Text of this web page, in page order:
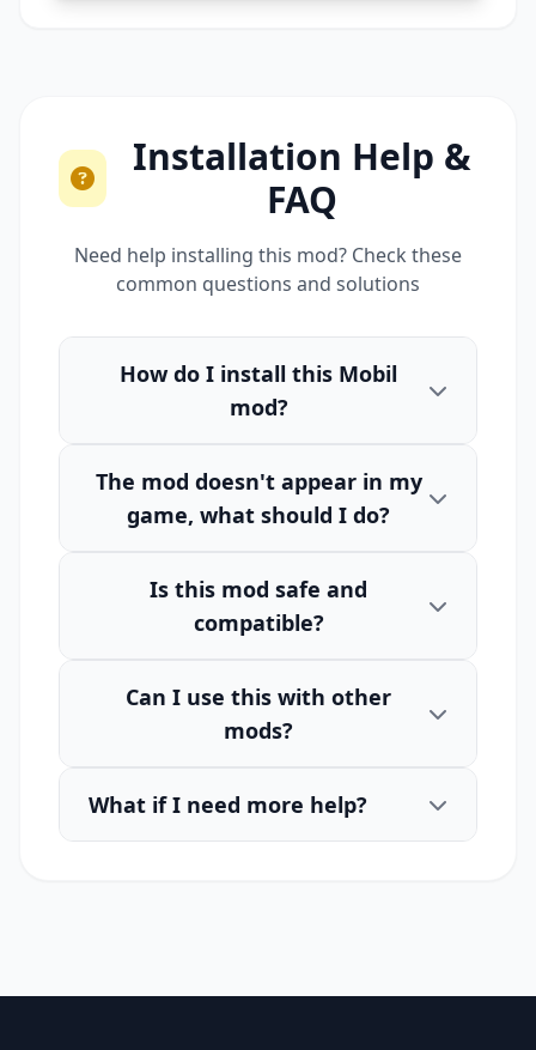
Installation Help &
FAQ
Need help installing this mod? Check these
common questions and solutions
How do I install this Mobil
mod?
The mod doesn't appear in my
game, what should I do?
Is this mod safe and
compatible?
Can I use this with other
mods?
What if I need more help?